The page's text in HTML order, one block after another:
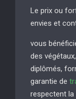
Le prix ou
envies et
vous
des
diplômés,
garantie de
respectent la